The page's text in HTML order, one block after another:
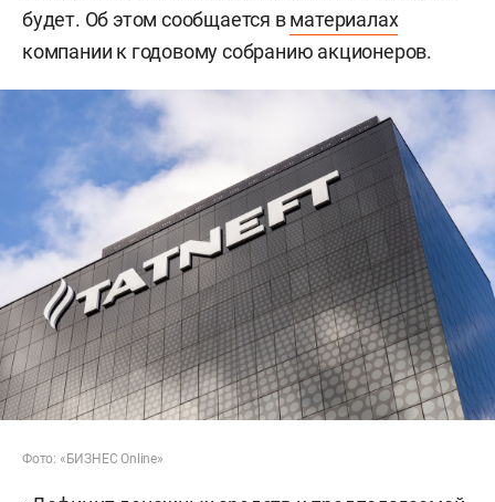
будет. Об этом сообщается вматериалах
компании к годовому собранию акционеров.
Фото: «БИЗНЕС Online»